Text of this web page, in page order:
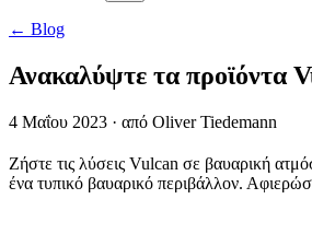
← Blog
Ανακαλύψτε τα προϊόντα
4 Μαΐου 2023 · από Oliver Tiedemann
Ζήστε τις λύσεις Vulcan σε βαυαρική
ένα τυπικό βαυαρικό περιβάλλον.